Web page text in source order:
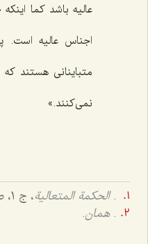
عالیه باشد کما
اجناس عالیه است.
متباینانی هستند
نمی‌کنند.»
.الحکمة المتعالیة، ج 1، ص 279.
.همان.